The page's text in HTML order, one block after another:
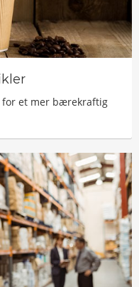
et mer bærekraftig